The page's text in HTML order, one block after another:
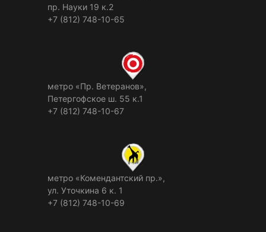
пр. Науки 19 к.2
+7 (812) 748-10-65
метро «Пр. Ветеранов»,
Петергофское ш. 55 к.1
+7 (812) 748-10-67
метро «Комендантский пр.»,
ул. Уточкина 6 к. 1
+7 (812) 748-10-69